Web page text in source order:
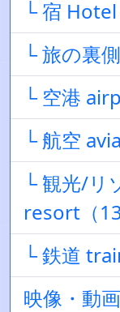
└ 宿 Hotel
└ 旅の裏
└ 空港
└ 航空
└ 観光/リ
resort（13
└ 鉄道
映像・動